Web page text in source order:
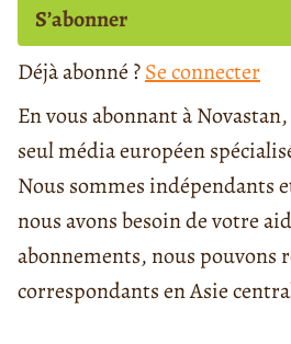
S’abonner
Déjà abonné ?Se connecter
En vous abonnant à
seul média européen
Nous sommes indépendants
nous avons besoin de votre
abonnements, nous pouvons
correspondants en Asie